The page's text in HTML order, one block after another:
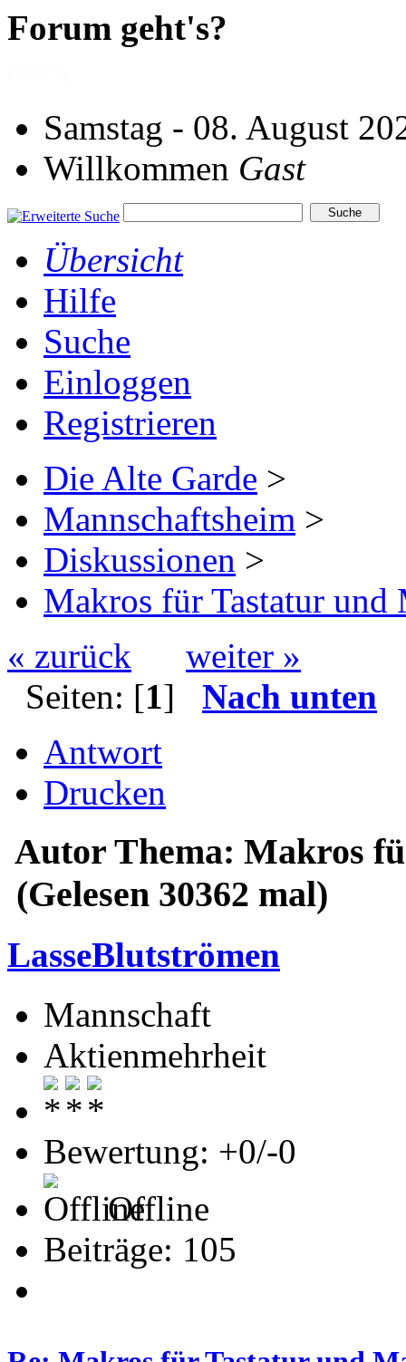
Forum geht's?
Samstag - 08. August
Willkommen Gast
Übersicht
Hilfe
Suche
Einloggen
Registrieren
Die Alte Garde >
Mannschaftsheim >
Diskussionen >
Makros für Tastatur und
« zurück
weiter »
Seiten: [1] Nach unten
Antwort
Drucken
Autor Thema: Makros
(Gelesen 30362 mal)
LasseBlutströmen
Mannschaft
Aktienmehrheit
Bewertung: +0/-0
Offline
Beiträge: 105